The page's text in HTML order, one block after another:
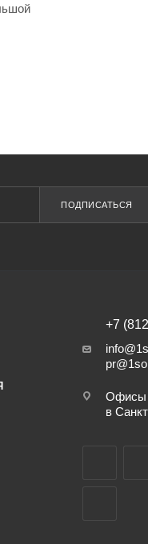
ПОДПИСАТЬСЯ
+7
Офисы
в